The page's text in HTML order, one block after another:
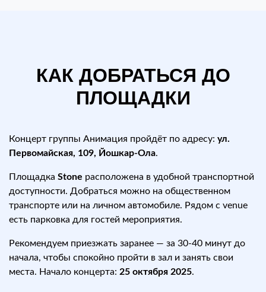
КАК ДОБРАТЬСЯ ДО
ПЛОЩАДКИ
Концерт группы Анимация пройдёт по адресу: ул.
Первомайская, 109, Йошкар-Ола.
Площадка Stone расположена в удобной транспортной
доступности. Добраться можно на общественном
транспорте или на личном автомобиле. Рядом с venue
есть парковка для гостей мероприятия.
Рекомендуем приезжать заранее — за 30-40 минут до
начала, чтобы спокойно пройти в зал и занять свои
места. Начало концерта: 25 октября 2025.